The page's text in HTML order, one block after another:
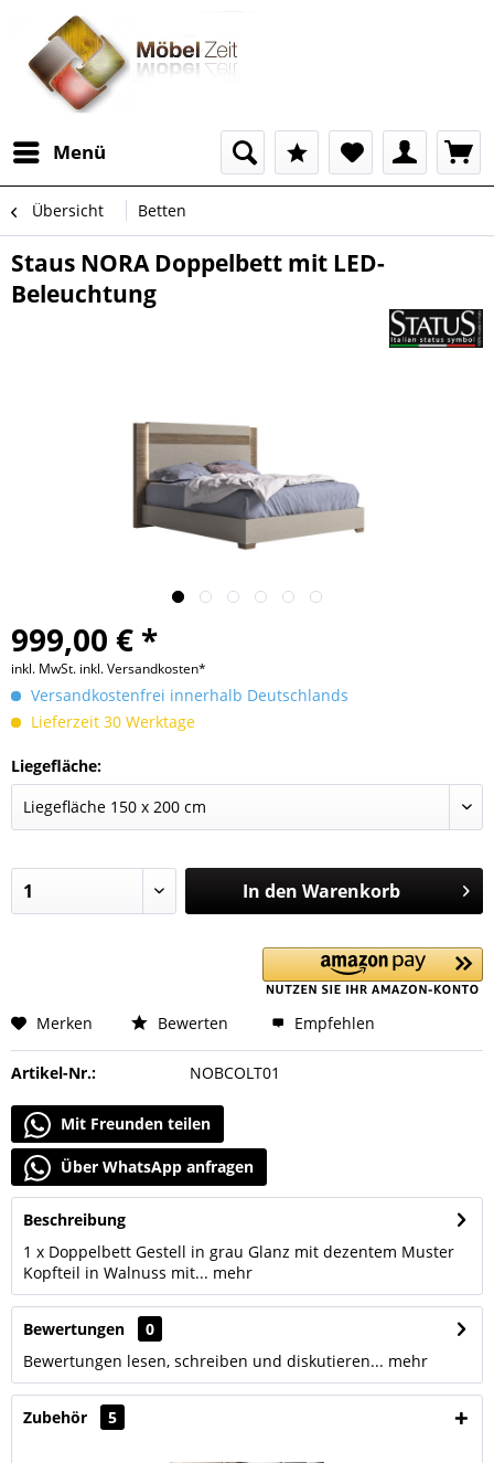
Menü
Übersicht Betten
Staus NORA Doppelbett mit LED-
Beleuchtung
999,00 € *
inkl. MwSt. inkl. Versandkosten*
Versandkostenfrei innerhalb Deutschlands
Lieferzeit 30 Werktage
Liegefläche:
In den Warenkorb
Merken Bewerten Empfehlen
Artikel-Nr.: NOBCOLT01
Mit Freunden teilen
Über WhatsApp anfragen
Beschreibung
1 x Doppelbett Gestell in grau Glanz mit dezentem Muster
Kopfteil in Walnuss mit... mehr
Bewertungen
0
Bewertungen lesen, schreiben und diskutieren... mehr
Zubehör 5